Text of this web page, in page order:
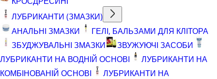
ЛУБРИКАНТИ (ЗМАЗКИ)
АНАЛЬНІ ЗМАЗКИ
ГЕЛІ, БАЛЬЗАМИ ДЛЯ КЛІТОРА
ЗБУДЖУВАЛЬНІ ЗМАЗКИ
ЗВУЖУЮЧІ ЗАСОБИ
ЛУБРИКАНТИ НА ВОДНІЙ ОСНОВІ
ЛУБРИКАНТИ НА
КОМБІНОВАНІЙ ОСНОВІ
ЛУБРИКАНТИ НА